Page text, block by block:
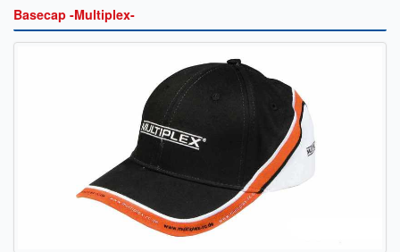
Servo Finder
Schiffsschrauben Finder
Räder Finder
Luftschrauben Finder
Sendungsverfolgung DHL
Sendungsverfolgung DPD
Basecap -Multiplex-